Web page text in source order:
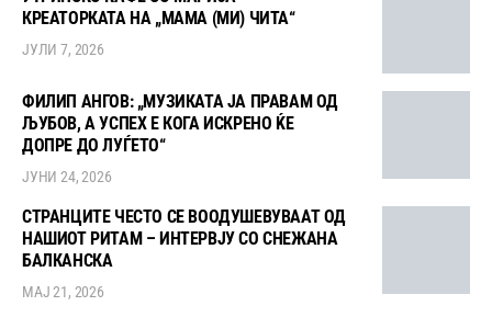
КРЕАТОРКАТА НА „МАМА (МИ) ЧИТА“
ЈУЛИ 7, 2026
ФИЛИП АНГОВ: „МУЗИКАТА ЈА ПРАВАМ ОД
ЉУБОВ, А УСПЕХ Е КОГА ИСКРЕНО ЌЕ
ДОПРЕ ДО ЛУЃЕТО“
ЈУНИ 24, 2026
СТРАНЦИТЕ ЧЕСТО СЕ ВООДУШЕВУВААТ ОД
НАШИОТ РИТАМ – ИНТЕРВЈУ СО СНЕЖАНА
БАЛКАНСКА
МАЈ 21, 2026